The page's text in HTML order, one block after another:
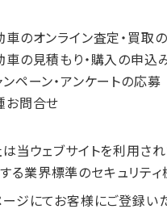
のオンライン査定・買取
の見積もり・購入の申込
ペーン・アンケートの応募
お問合せ
当ウェブサイトを利用さ
る業界標準のセキュリティ
ジにてお客様にご登録い